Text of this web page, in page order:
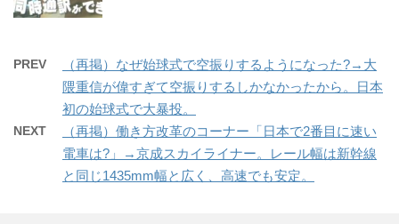
PREV
（再掲）なぜ始球式で空振りするようになった?→大
隈重信が偉すぎて空振りするしかなかったから。日本
初の始球式で大暴投。
NEXT
（再掲）働き方改革のコーナー「日本で2番目に速い
電車は?」→京成スカイライナー。レール幅は新幹線
と同じ1435mm幅と広く、高速でも安定。